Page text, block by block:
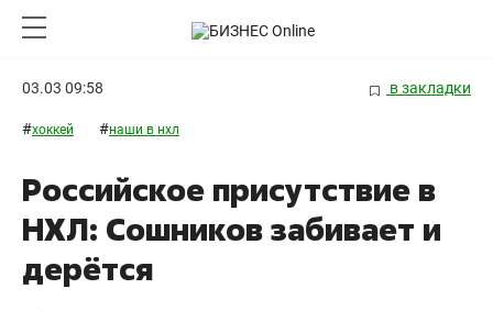
03.03 09:58 в закладки
#хоккей #наши в нхл
Российское присутствие в
НХЛ: Сошников забивает и
дерётся